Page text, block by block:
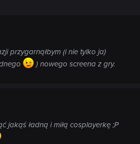
przygarnąłbym (i nie tylko ja)
) nowego screena z gry.
jakąś ładną i miłą cosplayerkę ;P